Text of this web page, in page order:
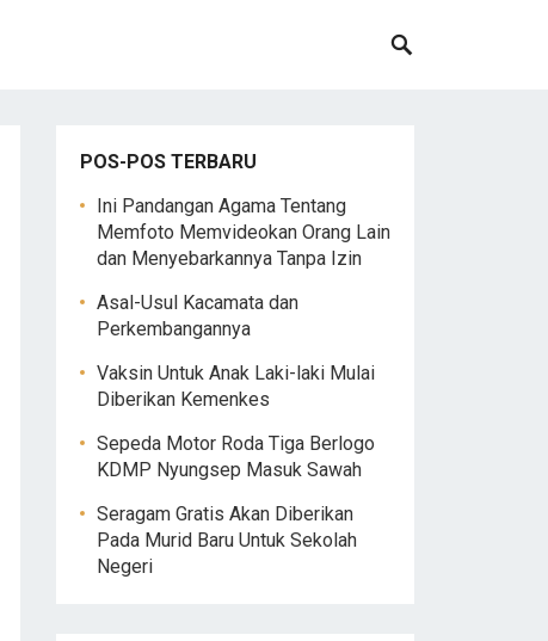
POS-POS TERBARU
Ini Pandangan Agama Tentang
Memfoto Memvideokan Orang Lain
dan Menyebarkannya Tanpa Izin
Asal-Usul Kacamata dan
Perkembangannya
Vaksin Untuk Anak Laki-laki Mulai
Diberikan Kemenkes
Sepeda Motor Roda Tiga Berlogo
KDMP Nyungsep Masuk Sawah
Seragam Gratis Akan Diberikan
Pada Murid Baru Untuk Sekolah
Negeri